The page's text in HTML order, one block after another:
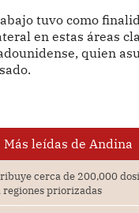
tuvo como
en estas áreas
quien
Más leídas de Andina
cerca de 200,000
regiones priorizadas